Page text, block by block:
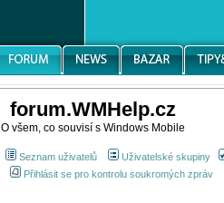
forum.WMHelp.cz
O všem, co souvisí s Windows Mobile
Seznam uživatelů Uživatelské skupiny
Přihlásit se pro kontrolu soukromých zpráv